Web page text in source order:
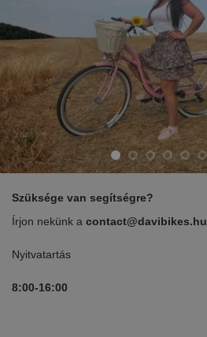
Szüksége van segítségre?
Írjon nekünk a contact@davibikes.hu
Nyitvatartás
8:00-16:00